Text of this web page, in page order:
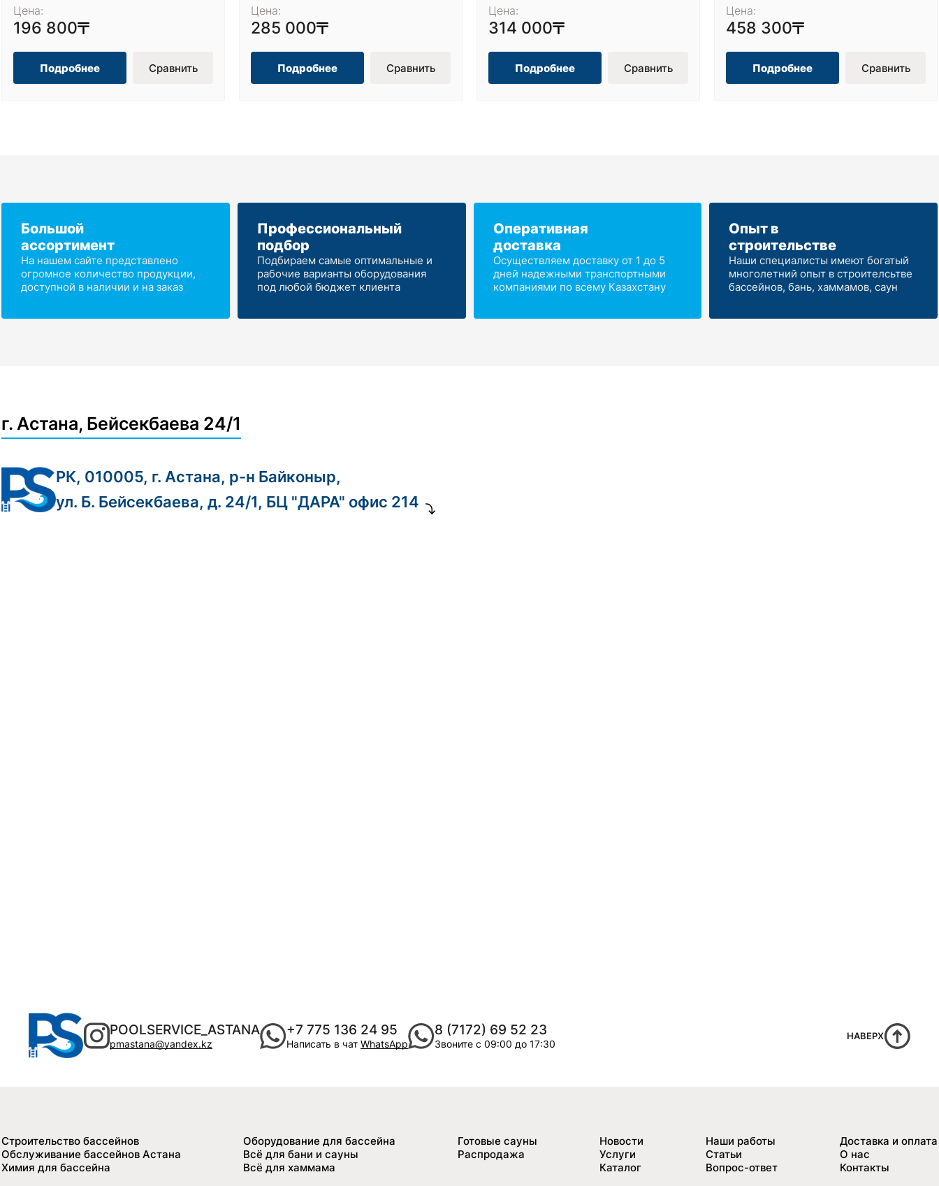
Цена:
196 800
Подробнее Сравнить
Цена:
285 000
Подробнее Сравнить
Цена:
314 000
Подробнее Сравнить
Цена:
458 300
Подробнее Сравнить
Большой
ассортимент
На нашем сайте представлено
огромное количество продукции,
доступной в наличии и на заказ
Профессиональный
подбор
Подбираем самые оптимальные и
рабочие варианты оборудования
под любой бюджет клиента
Оперативная
доставка
Осуществляем доставку от 1 до 5
дней надежными транспортными
компаниями по всему Казахстану
Опыт в
строительстве
Наши специалисты имеют богатый
многолетний опыт в строителсьтве
бассейнов, бань, хаммамов, саун
г. Астана, Бейсекбаева 24/1
РК, 010005, г. Астана, р-н Байконыр,
ул. Б. Бейсекбаева, д. 24/1, БЦ "ДАРА" офис 214
POOLSERVICE_ASTANA
pmastana@yandex.kz
+7 775 136 24 95
Написать в чат WhatsApp
8 (7172) 69 52 23
Звоните с 09:00 до 17:30
НАВЕРХ
Строительство бассейнов
Обслуживание бассейнов Астана
Химия для бассейна
Оборудование для бассейна
Всё для бани и сауны
Всё для хаммама
Готовые сауны
Распродажа
Новости
Услуги
Каталог
Наши работы
Статьи
Вопрос-ответ
Доставка и оплата
О нас
Контакты